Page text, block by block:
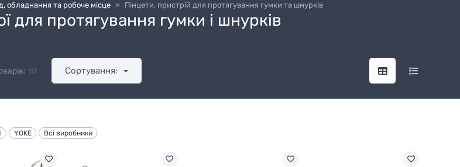
обладнання та робоче місце » Пінцети, пристрій для протягування гумки та шнурків
для протягування гумки і шнурків
10 Сортування:
YOKE Всі виробники